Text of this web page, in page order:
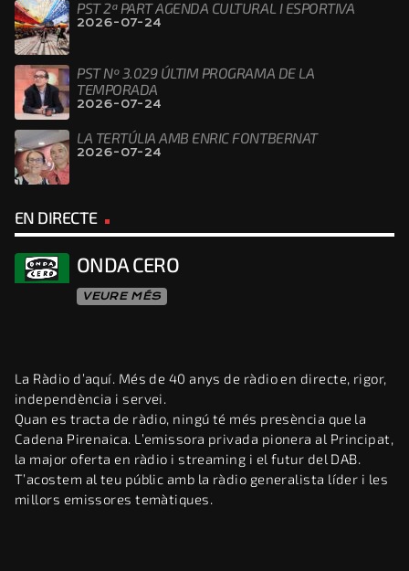
PST 2ª PART AGENDA CULTURAL I ESPORTIVA
2026-07-24
PST Nº 3.029 ÚLTIM PROGRAMA DE LA
TEMPORADA
2026-07-24
LA TERTÚLIA AMB ENRIC FONTBERNAT
2026-07-24
EN DIRECTE
ONDA CERO
VEURE MÉS
La Ràdio d’aquí. Més de 40 anys de ràdio en directe, rigor,
independència i servei.
Quan es tracta de ràdio, ningú té més presència que la
Cadena Pirenaica. L’emissora privada pionera al Principat,
la major oferta en ràdio i streaming i el futur del DAB.
T’acostem al teu públic amb la ràdio generalista líder i les
millors emissores temàtiques.